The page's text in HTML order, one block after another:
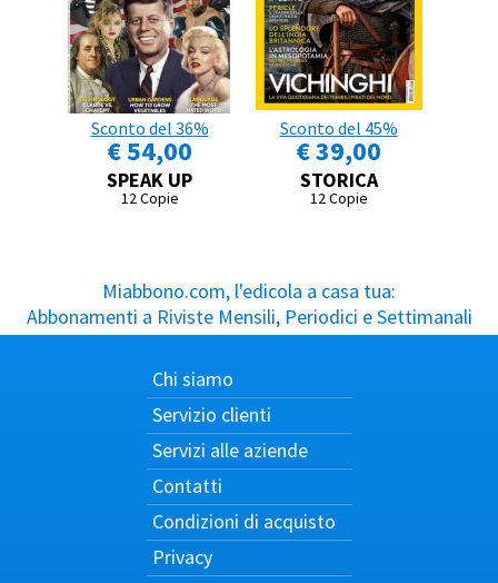
Sconto del 36%
€ 54,00
SPEAK UP
12 Copie
Sconto del 45%
€ 39,00
STORICA
12 Copie
Miabbono.com, l'edicola a casa tua:
Abbonamenti a Riviste Mensili, Periodici e Settimanali
Chi siamo
Servizio clienti
Servizi alle aziende
Contatti
Condizioni di acquisto
Privacy